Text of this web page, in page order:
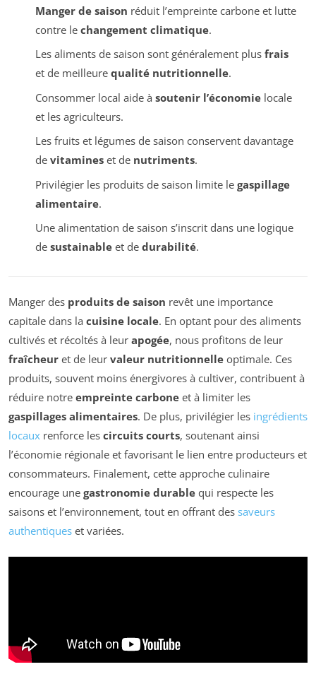
Manger de saison réduit l’empreinte carbone et lutte
contre le changement climatique.
Les aliments de saison sont généralement plus frais
et de meilleure qualité nutritionnelle.
Consommer local aide à soutenir l’économielocale
et les agriculteurs.
Les fruits et légumes de saison conservent davantage
de vitamineset de nutriments.
Privilégier les produits de saison limite le gaspillage
alimentaire.
Une alimentation de saison s’inscrit dans une logique
de sustainableet de durabilité.
Manger des produits de saison revêt une importance
capitale dans la cuisine locale. En optant pour des aliments
cultivés et récoltés à leur apogée, nous profitons de leur
fraîcheur et de leur valeur nutritionnelle optimale. Ces
produits, souvent moins énergivores à cultiver, contribuent à
réduire notre empreinte carbone et à limiter les
gaspillages alimentaires. De plus, privilégier les ingrédients
locaux renforce les circuits courts, soutenant ainsi
l’économie régionale et favorisant le lien entre producteurs et
consommateurs. Finalement, cette approche culinaire
encourage une gastronomie durable qui respecte les
saisons et l’environnement, tout en offrant des saveurs
authentiques et variées.